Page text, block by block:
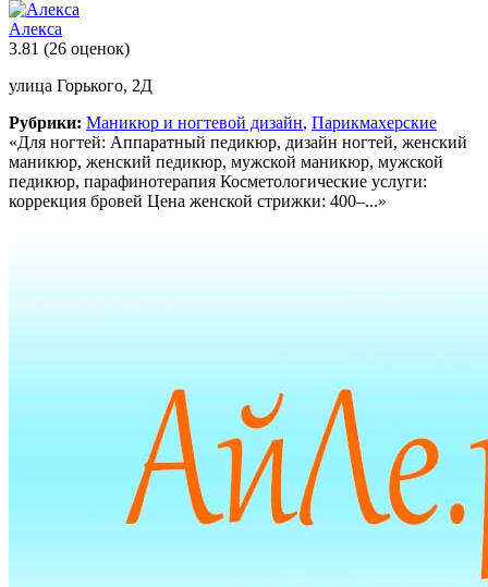
Алекса
3.81 (26 оценок)
улица Горького, 2Д
Рубрики: Маникюр и ногтевой дизайн, Парикмахерские
«Для ногтей: Аппаратный педикюр, дизайн ногтей, женский
маникюр, женский педикюр, мужской маникюр, мужской
педикюр, парафинотерапия Косметологические услуги:
коррекция бровей Цена женской стрижки: 400–...»